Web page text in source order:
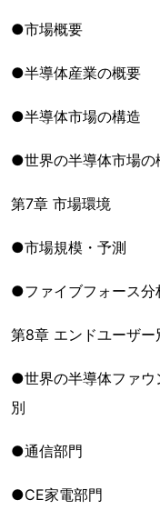
●市場概要
●半導体産業の概要
●半導体市場の構造
●世界の半導体市場の
第7章 市場環境
●市場規模・予測
●ファイブフォース分
第8章 エンドユーザー
●世界の半導体ファウ
別
●通信部門
●CE家電部門